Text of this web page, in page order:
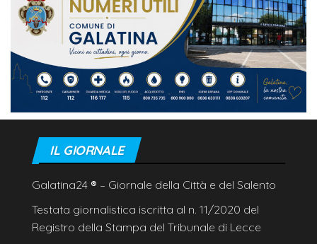
IL GIORNALE
Galatina24 ® – Giornale della Città e del Salento
Testata giornalistica iscritta al n. 11/2020 del
Registro della Stampa del Tribunale di Lecce